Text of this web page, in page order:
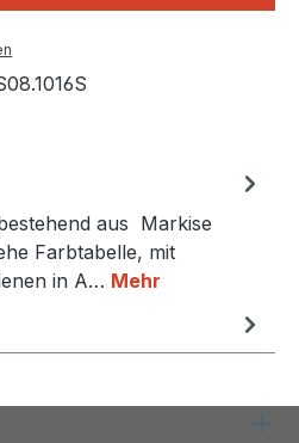
aus Markise
Farbtabelle, mit
in A… Mehr